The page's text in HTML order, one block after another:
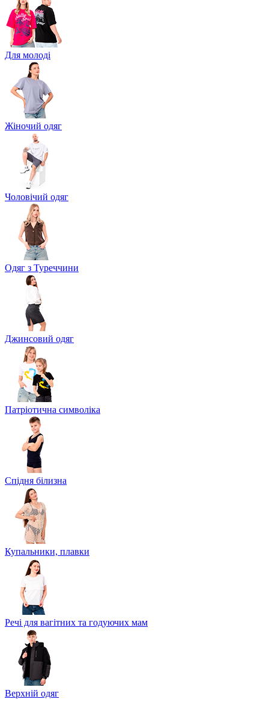
Для молоді
Жіночий одяг
Чоловічий одяг
Одяг з Туреччини
Джинсовий одяг
Патріотична символіка
Спідня білизна
Купальники, плавки
Речі для вагітних та годуючих мам
Верхній одяг